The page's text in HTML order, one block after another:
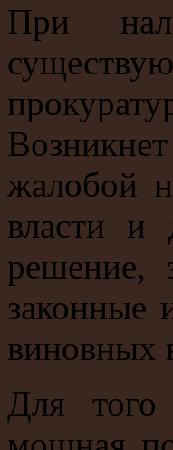
При
жалобой
власти и
решение,
законные
виновных
Для того